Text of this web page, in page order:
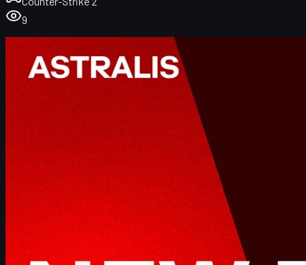
9
Astralis ve Danimarka CS2 sahnesine genel bakış
Astralis efsanesi ve Danimarka dominasyon dönemi
Danimarka CS2 sahnesinin çöküşünün nedenleri
Astralis'in uluslararası kadroya geçişi
FURIA modeli ve Astralis karşılaştırması
Danimarkalı oyuncular ve kaçırılan transfer fırsatları
Danimarka CS2 taktik anlayışının dönüşümü
CS skins ekonomisi ve Astralis etkisi
UUSKINS ile CS2 skins alım-satım rehberi
Danimarka CS2 için gelecek senaryoları
Astralis ve Danimarka CS2 Sahnesine Genel Bakış
tarihinde bazı dönemler var ki, tek bir ülke oyuna
damgasını vuruyor. Uzun yıllar boyunca bu ülke tartışmasız
idi. Astralis ve HEROIC gibi kadrolar hem taktik
derinlikleriyle hem de turnuva başarılarıyla standart belirledi.